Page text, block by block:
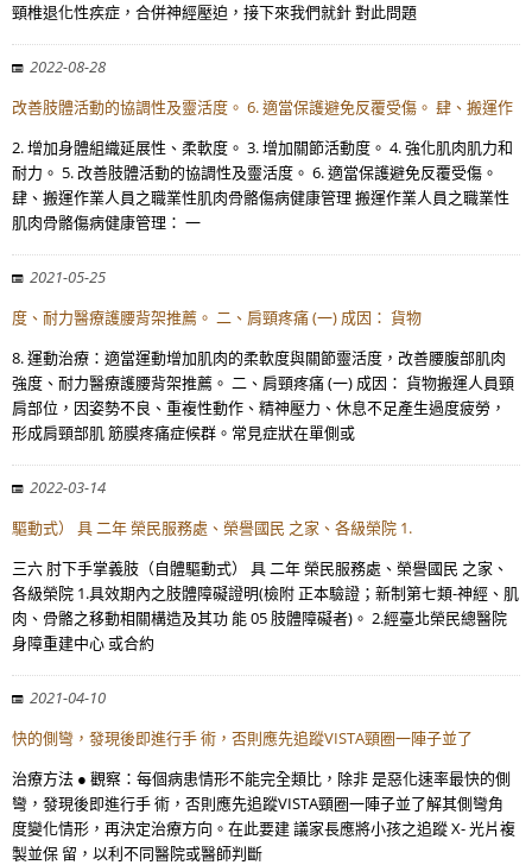
頸椎退化性疾症，合併神經壓迫，接下來我們就針 對此問題
2022-08-28
改善肢體活動的協調性及靈活度。 6. 適當保護避免反覆受傷。 肆、搬運作
2. 增加身體組織延展性、柔軟度。 3. 增加關節活動度。 4. 強化肌肉肌力和
耐力。 5. 改善肢體活動的協調性及靈活度。 6. 適當保護避免反覆受傷。
肆、搬運作業人員之職業性肌肉骨骼傷病健康管理 搬運作業人員之職業性
肌肉骨骼傷病健康管理： 一
2021-05-25
度、耐力醫療護腰背架推薦。 二、肩頸疼痛 (一) 成因： 貨物
8. 運動治療：適當運動增加肌肉的柔軟度與關節靈活度，改善腰腹部肌肉
強度、耐力醫療護腰背架推薦。 二、肩頸疼痛 (一) 成因： 貨物搬運人員頸
肩部位，因姿勢不良、重複性動作、精神壓力、休息不足產生過度疲勞，
形成肩頸部肌 筋膜疼痛症候群。常見症狀在單側或
2022-03-14
驅動式） 具 二年 榮民服務處、榮譽國民 之家、各級榮院 1.
三六 肘下手掌義肢（自體驅動式） 具 二年 榮民服務處、榮譽國民 之家、
各級榮院 1.具效期內之肢體障礙證明(檢附 正本驗證；新制第七類-神經、肌
肉、骨骼之移動相關構造及其功 能 05 肢體障礙者)。 2.經臺北榮民總醫院
身障重建中心 或合約
2021-04-10
快的側彎，發現後即進行手 術，否則應先追蹤VISTA頸圈一陣子並了
治療方法 ● 觀察：每個病患情形不能完全類比，除非 是惡化速率最快的側
彎，發現後即進行手 術，否則應先追蹤VISTA頸圈一陣子並了解其側彎角
度變化情形，再決定治療方向。在此要建 議家長應將小孩之追蹤 X- 光片複
製並保 留，以利不同醫院或醫師判斷